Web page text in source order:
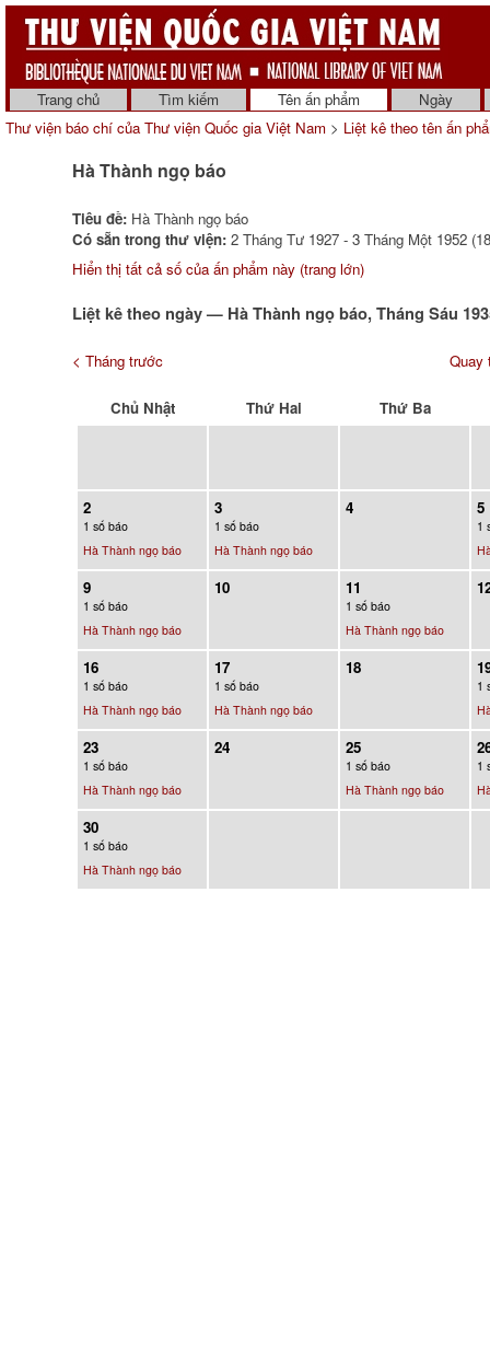
Trang chủ Tìm kiếm Tên ấn phẩm
Ngày
Thư viện báo chí của Thư viện Quốc gia Việt Nam > Liệt kê theo tên ấn
Hà Thành ngọ báo
Tiêu đề: Hà Thành ngọ báo
Có sẵn trong thư viện: 2 Tháng Tư 1927 - 3 Tháng Một 1952
Hiển thị tất cả số của ấn phẩm này (trang lớn)
Liệt kê theo ngày — Hà Thành ngọ báo, Tháng Sáu
< Tháng trước Quay
Chủ Nhật Thứ Hai Thứ Ba
2
1 số báo
Hà Thành ngọ báo
3
1 số báo
Hà Thành ngọ báo
4 5
1
9
1 số báo
Hà Thành ngọ báo
10 11
1 số báo
Hà Thành ngọ báo
16
1 số báo
Hà Thành ngọ báo
17
1 số báo
Hà Thành ngọ báo
18
1
23
1 số báo
Hà Thành ngọ báo
24 25
1 số báo
Hà Thành ngọ báo
1
30
1 số báo
Hà Thành ngọ báo